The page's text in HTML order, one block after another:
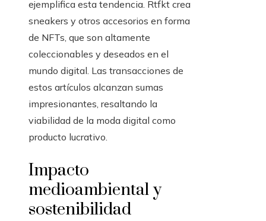
ejemplifica esta tendencia. Rtfkt crea
sneakers y otros accesorios en forma
de NFTs, que son altamente
coleccionables y deseados en el
mundo digital. Las transacciones de
estos artículos alcanzan sumas
impresionantes, resaltando la
viabilidad de la moda digital como
producto lucrativo.
Impacto
medioambiental y
sostenibilidad